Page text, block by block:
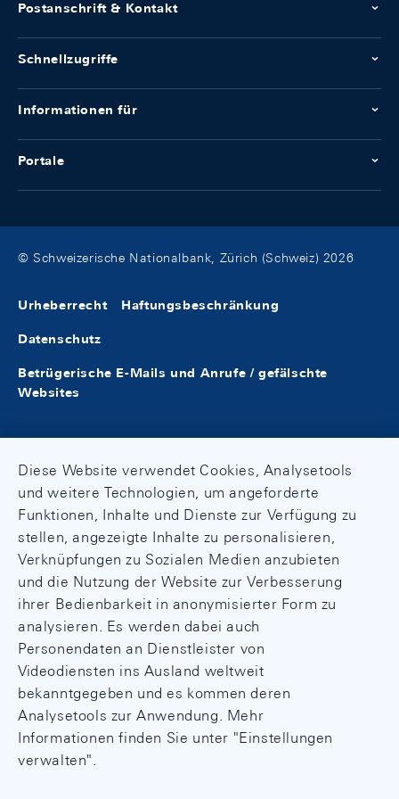
Postanschrift & Kontakt
Schnellzugriffe
Informationen für
Portale
© Schweizerische Nationalbank, Zürich (Schweiz) 2026
Urheberrecht Haftungsbeschränkung
Datenschutz
Betrügerische E-Mails und Anrufe / gefälschte
Websites
Diese Website verwendet Cookies, Analysetools
und weitere Technologien, um angeforderte
Funktionen, Inhalte und Dienste zur Verfügung zu
stellen, angezeigte Inhalte zu personalisieren,
Verknüpfungen zu Sozialen Medien anzubieten
und die Nutzung der Website zur Verbesserung
ihrer Bedienbarkeit in anonymisierter Form zu
analysieren. Es werden dabei auch
Personendaten an Dienstleister von
Videodiensten ins Ausland weltweit
bekanntgegeben und es kommen deren
Analysetools zur Anwendung. Mehr
Informationen finden Sie unter "Einstellungen
verwalten".